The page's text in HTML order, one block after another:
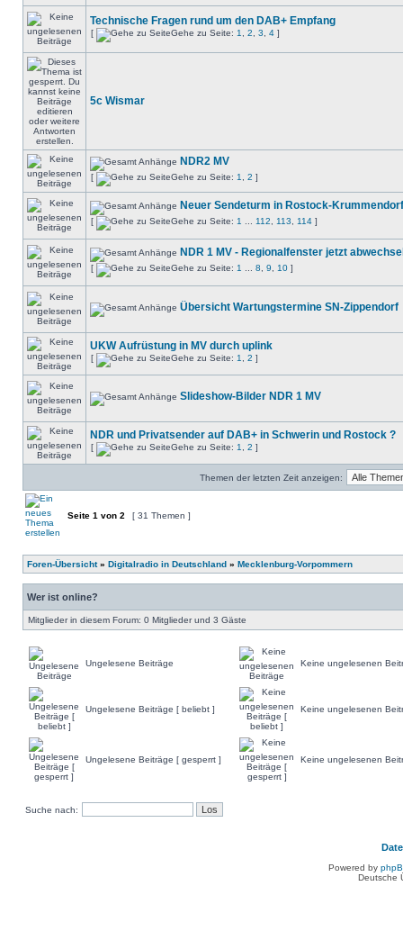
Technische Fragen rund um den DAB+ Empfang
[ Gehe zu Seite: 1 2 3 4 ]
5c Wismar
NDR2 MV
[ Gehe zu Seite: 1 2 ]
Neuer Sendeturm in Rostock-
[ Gehe zu Seite: 1 112 113 114 ]
NDR 1 MV - Regionalfenster jetzt
[ Gehe zu Seite: 1 8 9 10 ]
Übersicht Wartungstermine SN-Zippendorf
UKW Aufrüstung in MV durch uplink
[ Gehe zu Seite: 1 2 ]
Slideshow-Bilder NDR 1 MV
NDR und Privatsender auf DAB+ in Schwerin und Rostock ?
[ Gehe zu Seite: 1 2 ]
Themen der letzten Zeit anzeigen:
Seite 1 von 2 [ 31 Themen ]
Foren-Übersicht» Digitalradio in Deutschland » Mecklenburg-Vorpommern
Wer ist online?
Mitglieder in diesem Forum: 0 Mitglieder und 3 Gäste
Ungelesene Beiträge Keine ungelesenen
Ungelesene Beiträge [ beliebt ] Keine ungelesenen
Ungelesene Beiträge [ gesperrt ] Keine ungelesenen
Suche nach:
Powered by
Deutsche